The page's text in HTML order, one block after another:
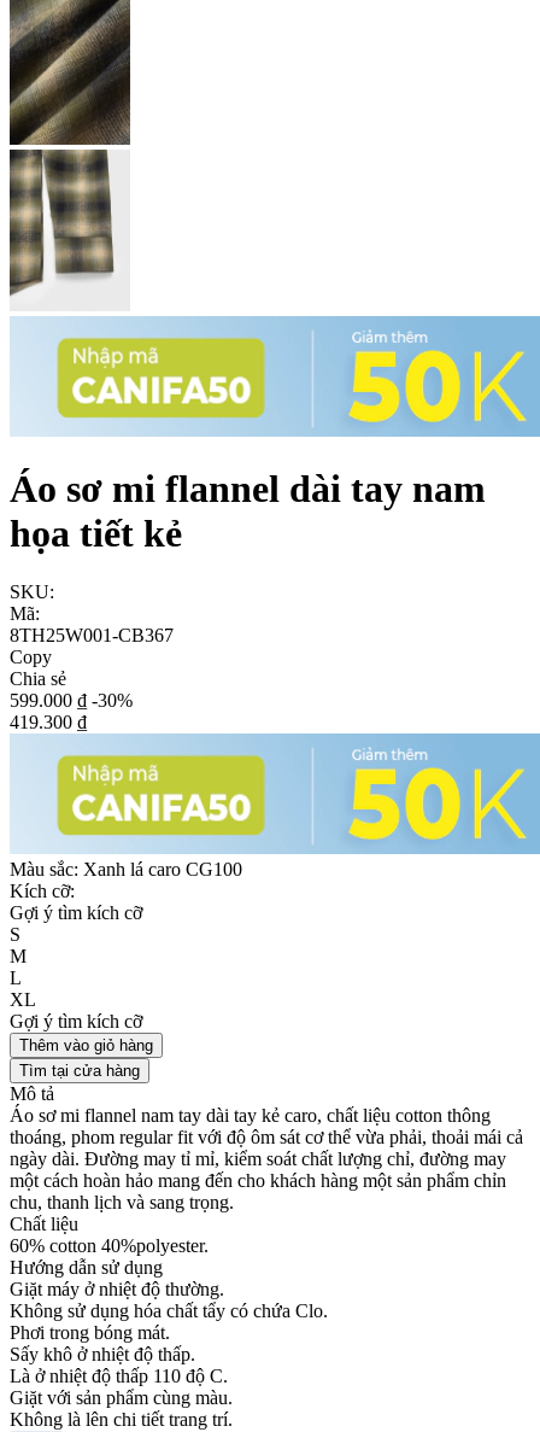
Áo sơ mi flannel dài tay nam
họa tiết kẻ
SKU:
Mã:
8TH25W001-CB367
Copy
Chia sẻ
599.000 ₫ -30%
419.300 ₫
Màu sắc: Xanh lá caro CG100
Kích cỡ:
Gợi ý tìm kích cỡ
S
M
L
XL
Gợi ý tìm kích cỡ
Thêm vào giỏ hàng
Tìm tại cửa hàng
Mô tả
Áo sơ mi flannel nam tay dài tay kẻ caro, chất liệu cotton thông
thoáng, phom regular fit với độ ôm sát cơ thể vừa phải, thoải mái cả
ngày dài. Đường may tỉ mỉ, kiểm soát chất lượng chỉ, đường may
một cách hoàn hảo mang đến cho khách hàng một sản phẩm chỉn
chu, thanh lịch và sang trọng.
Chất liệu
60% cotton 40%polyester.
Hướng dẫn sử dụng
Giặt máy ở nhiệt độ thường.
Không sử dụng hóa chất tẩy có chứa Clo.
Phơi trong bóng mát.
Sấy khô ở nhiệt độ thấp.
Là ở nhiệt độ thấp 110 độ C.
Giặt với sản phẩm cùng màu.
Không là lên chi tiết trang trí.